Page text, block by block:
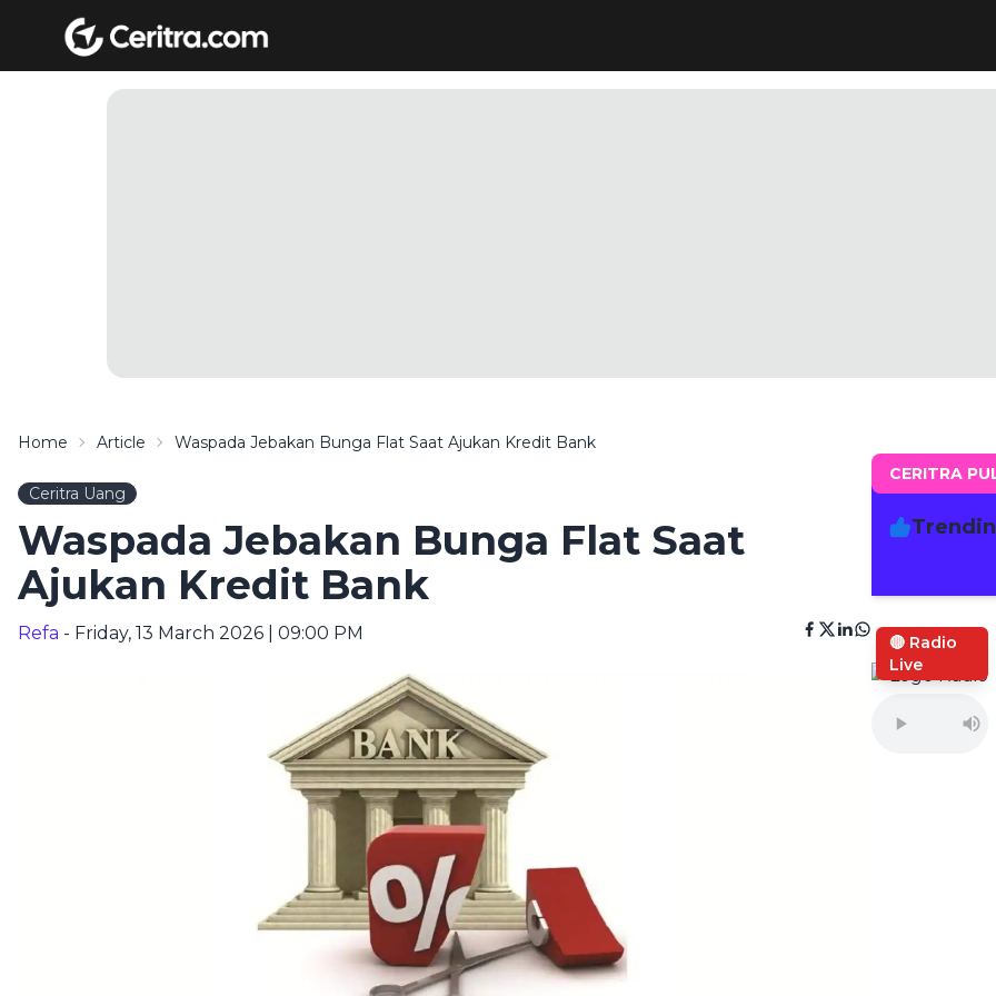
Home Article Waspada Jebakan Bunga Flat Saat Ajukan Kredit Bank
Ceritra Uang
Waspada Jebakan Bunga Flat Saat
Ajukan Kredit Bank
Refa - Friday, 13 March 2026 | 09:00 PM
CERITRA
🔴 Radio
Live